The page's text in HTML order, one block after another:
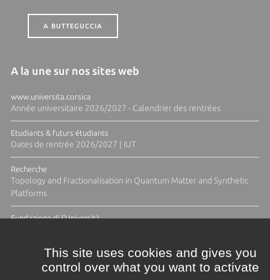
A BUTTEGUCCIA
A la une sur nos sites web
www.universita.corsica
Année universitaire 2026/2027 - Calendrier des rentrées
Etudiants & futurs étudiants
Dates de rentrée 2026/2027 | IUT
Recherche
Topology and Fractionalisation in Quantum Matter and Synthetic
Platforms
Fundazione di l'Università
This site uses cookies and gives you
control over what you want to activate